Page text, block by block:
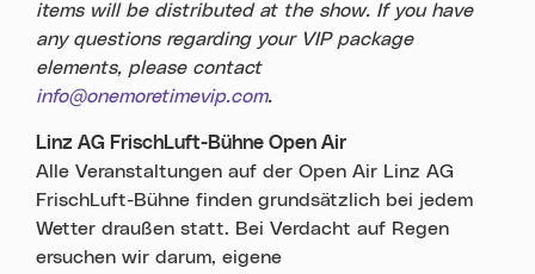
items will be distributed at the show. If you have
any questions regarding your VIP package
elements, please contact
info@onemoretimevip.com.
Linz AG FrischLuft-Bühne Open Air
Alle Veranstaltungen auf der Open Air Linz AG
FrischLuft-Bühne finden grundsätzlich bei jedem
Wetter draußen statt. Bei Verdacht auf Regen
ersuchen wir darum, eigene